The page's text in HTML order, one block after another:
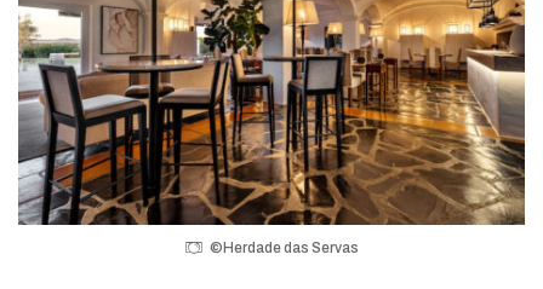
©Herdade das Servas